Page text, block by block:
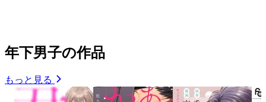
年下男子の作品
もっと見る